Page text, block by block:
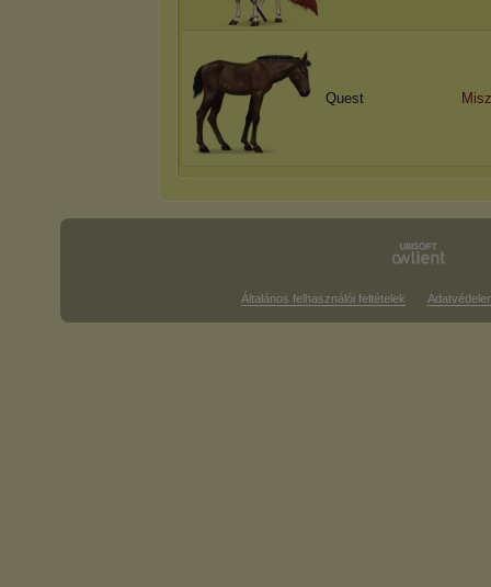
Quest
Általános felhasználói feltételek